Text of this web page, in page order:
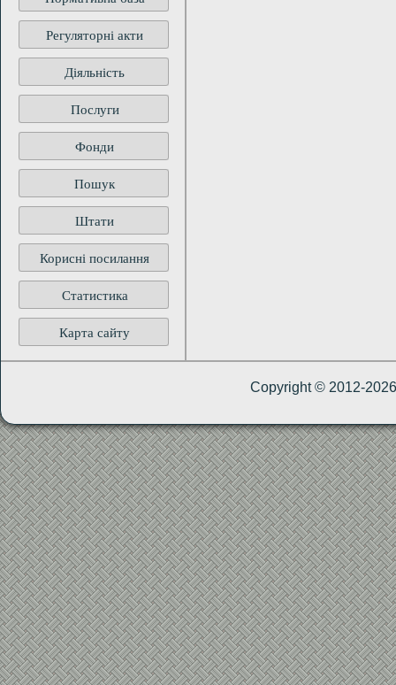
Регуляторні акти
Діяльність
Послуги
Фонди
Пошук
Штати
Корисні посилання
Статистика
Карта сайту
Copyright © 2012-